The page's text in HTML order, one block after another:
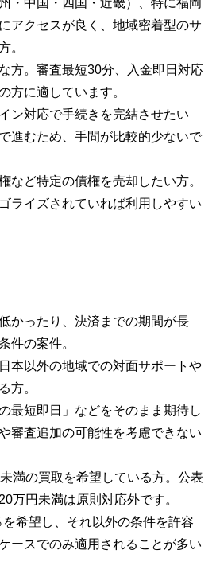
・中国・四国・近畿）、特に福岡
アクセスが良く、地域密着型のサ
。
方。審査最短30分、入金即日対応
方に適しています。
ン対応で手続きを完結させたい
進むため、手間が比較的少ないで
など特定の債権を売却したい方。
ライズされていれば利用しやすい
かったり、決済までの期間が長
件の案件。
本以外の地域での対面サポートや
方。
最短即日」などをそのまま期待し
審査追加の可能性を考慮できない
満の買取を希望している方。公表
万円未満は原則対応外です。
希望し、それ以外の条件を許容
ースでのみ適用されることが多い